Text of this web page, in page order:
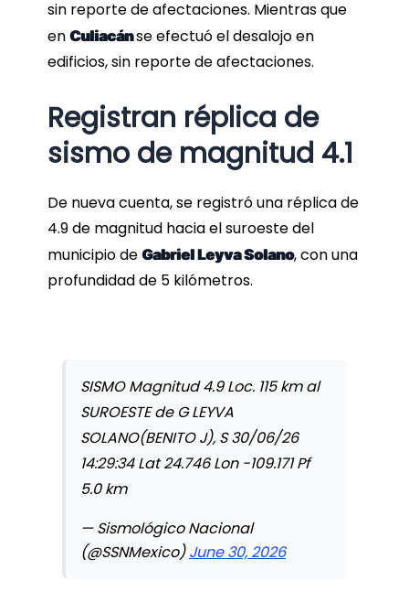
sin reporte de afectaciones. Mientras que
en Culiacánse efectuó el desalojo en
edificios, sin reporte de afectaciones.
Registran réplica de
sismo de magnitud 4.1
De nueva cuenta, se registró una réplica de
4.9 de magnitud hacia el suroeste del
municipio de Gabriel Leyva Solano, con una
profundidad de 5 kilómetros.
SISMO Magnitud 4.9 Loc. 115 km al
SUROESTE de G LEYVA
SOLANO(BENITO J), S 30/06/26
14:29:34 Lat 24.746 Lon -109.171 Pf
5.0 km
— Sismológico Nacional
(@SSNMexico)June 30, 2026